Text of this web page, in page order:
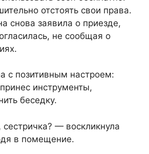
отстоять свои права.
снова заявила о приезде,
не сообщая о
с позитивным настроем:
инструменты,
беседку.
— воскликнула
в помещение.